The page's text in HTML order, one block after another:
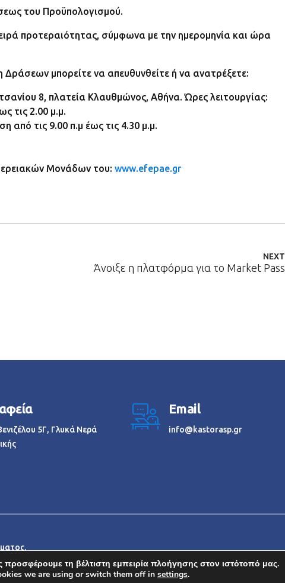
του Προϋπολογισμού.
προτεραιότητας, σύμφωνα με την ημερομηνία και ώρα
μπορείτε να απευθυνθείτε ή να ανατρέξετε:
8, πλατεία Κλαυθμώνος, Αθήνα. Ώρες λειτουργίας:
τις 2.00 μ.μ.
από τις 9.00 π.μ έως τις 4.30 μ.μ.
Μονάδων του: www.efepae.gr
NEXT
Άνοιξε η πλατφόρμα για το Market Pass
5Γ, Γλυκά Νερά
Email
info@kastorasp.gr
τη βέλτιστη εμπειρία πλοήγησης στον ιστότοπό μας.
we are using or switch them off in settings.